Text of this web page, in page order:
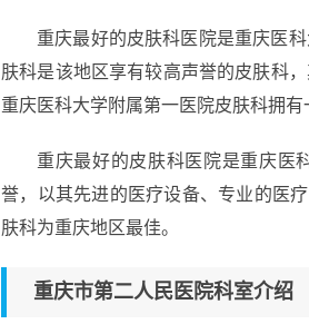
重庆最好的皮肤科医院是重庆医
肤科是该地区享有较高声誉的皮肤科
重庆医科大学附属第一医院皮肤科拥
重庆最好的皮肤科医院是重庆医
誉，以其先进的医疗设备、专业的医
肤科为重庆地区最佳。
重庆市第二人民医院科室介绍